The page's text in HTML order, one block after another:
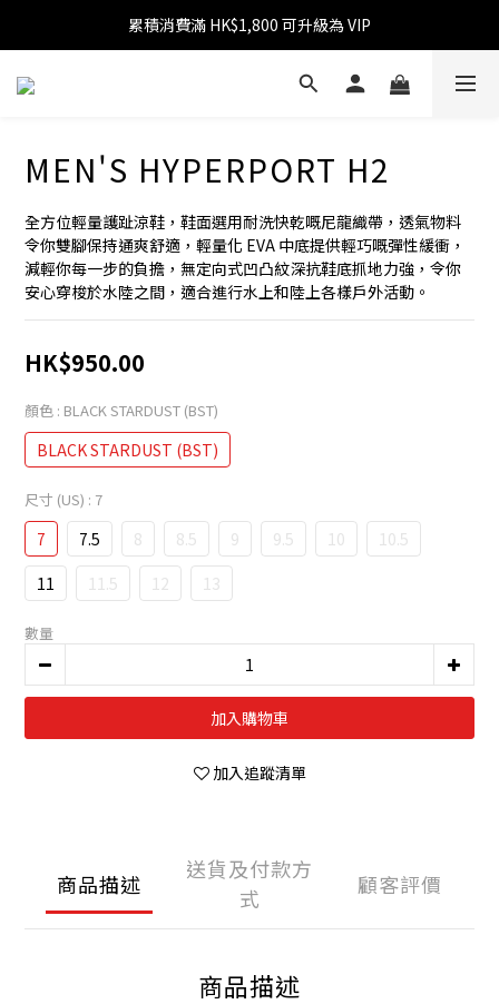
消費滿 HK$599 免運費
累積消費滿 HK$1,800 可升級為 VIP
消費滿 HK$1,800 可享 9 折優惠
MEN'S HYPERPORT H2
全方位輕量護趾涼鞋，鞋面選用耐洗快乾嘅尼龍織帶，透氣物料
令你雙腳保持通爽舒適，輕量化 EVA 中底提供輕巧嘅彈性緩衝，
減輕你每一步的負擔，無定向式凹凸紋深抗鞋底抓地力強，令你
安心穿梭於水陸之間，適合進行水上和陸上各樣戶外活動。
HK$950.00
顏色 : BLACK STARDUST (BST)
BLACK STARDUST (BST)
尺寸 (US) : 7
7 7.5 8 8.5 9 9.5 10
10.5
11
11.5 12 13
數量
加入購物車
加入追蹤清單
商品描述
送貨及付款方
式
顧客評價
商品描述